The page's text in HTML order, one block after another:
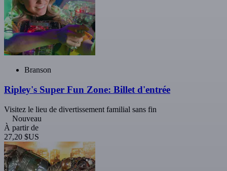
Branson
Ripley's Super Fun Zone: Billet d'entrée
Visitez le lieu de divertissement familial sans fin
Nouveau
À partir de
27,20 $US